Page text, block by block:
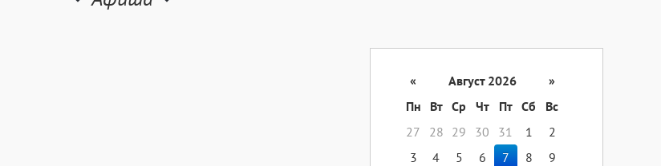
« Август 2026
»
Пн
Вт Ср Чт Пт Сб
Вс
27
28 29 30 31 1
2
3
4 5 6 7 8
9